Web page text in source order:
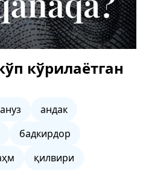
кўрилаётган
андак
бадкирдор
қилвири